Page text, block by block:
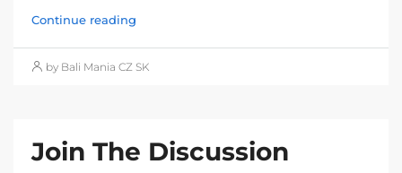
Continue reading
by Bali Mania CZ SK
Join The Discussion